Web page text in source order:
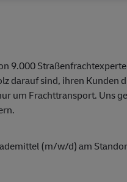
9.000
darauf sind, ihren Kunden
um Frachttransport. Uns
(m/w/d)am